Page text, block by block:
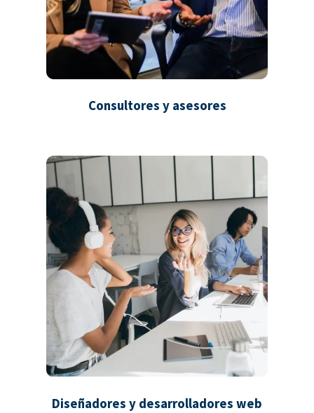
Consultores y asesores
Diseñadores y desarrolladores web